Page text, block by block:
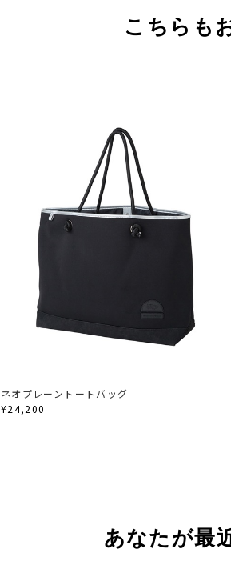
こちらも
ネオプレーントートバッグ
¥24,200
あなたが最